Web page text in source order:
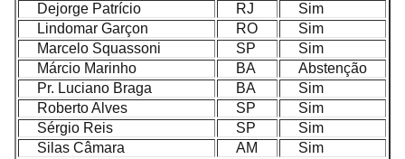
Dejorge Patrício
RJ
Sim
Lindomar Garçon
RO
Sim
Marcelo Squassoni
SP
Sim
Márcio Marinho
BA
Abstenção
Pr. Luciano Braga
BA
Sim
Roberto Alves
SP
Sim
Sérgio Reis
SP
Sim
Silas Câmara
AM
Sim